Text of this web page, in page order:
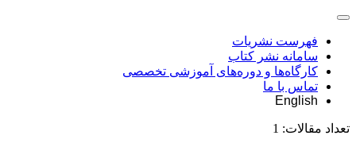
فهرست نشریات
سامانه نشر کتاب
کارگاه‌ها و دوره‌های آموزشی تخصصی
تماس با ما
English
تعداد مقالات: 1